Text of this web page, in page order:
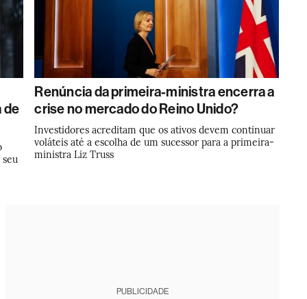
de
Renúncia da primeira-ministra encerra a
crise no mercado do Reino Unido?
Investidores acreditam que os ativos devem continuar
voláteis até a escolha de um sucessor para a primeira-
ministra Liz Truss
PUBLICIDADE